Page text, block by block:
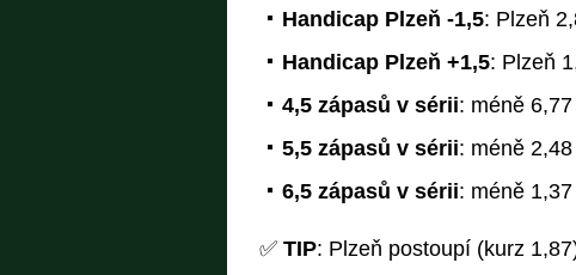
Handicap Plzeň -1,5: Plzeň
Handicap Plzeň +1,5: Plzeň
4,5 zápasů v sérii: méně
5,5 zápasů v sérii: méně
6,5 zápasů v sérii: méně
✅ TIP: Plzeň postoupí (kurz